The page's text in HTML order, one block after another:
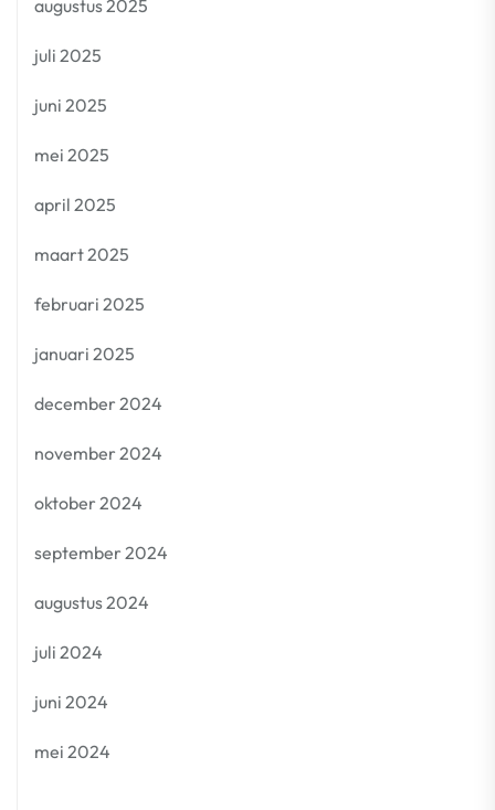
augustus 2025
juli 2025
juni 2025
mei 2025
april 2025
maart 2025
februari 2025
januari 2025
december 2024
november 2024
oktober 2024
september 2024
augustus 2024
juli 2024
juni 2024
mei 2024